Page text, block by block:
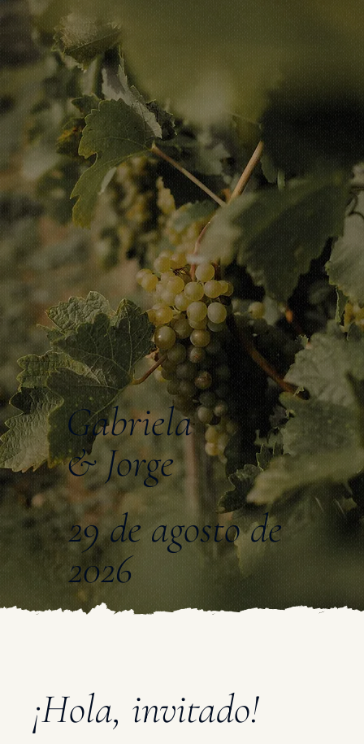
Gabriela
& Jorge
29 de agosto de
2026
¡Hola, invitado!